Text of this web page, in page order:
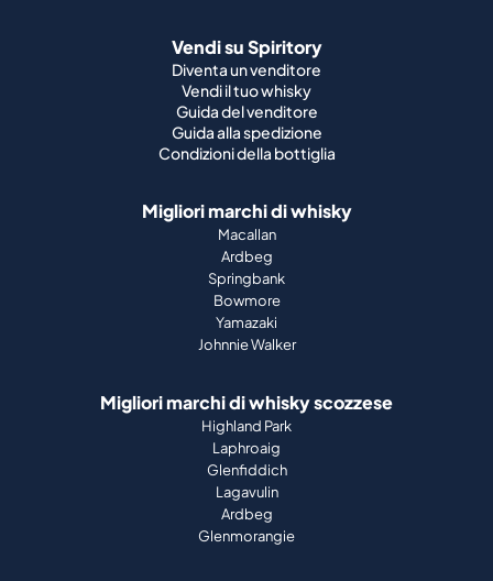
Vendi su Spiritory
Diventa un venditore
Vendi il tuo whisky
Guida del venditore
Guida alla spedizione
Condizioni della bottiglia
Migliori marchi di whisky
Macallan
Ardbeg
Springbank
Bowmore
Yamazaki
Johnnie Walker
Migliori marchi di whisky scozzese
Highland Park
Laphroaig
Glenfiddich
Lagavulin
Ardbeg
Glenmorangie